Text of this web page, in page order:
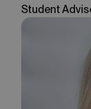
Student